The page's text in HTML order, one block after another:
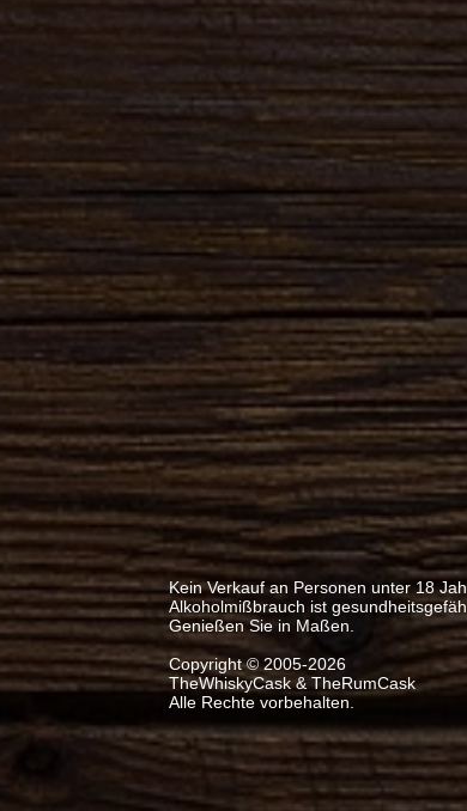
Kein Verkauf an Personen unter 18
Alkoholmißbrauch ist
Genießen Sie in Maßen.
Copyright © 2005-2026
TheWhiskyCask & TheRumCask
Alle Rechte vorbehalten.